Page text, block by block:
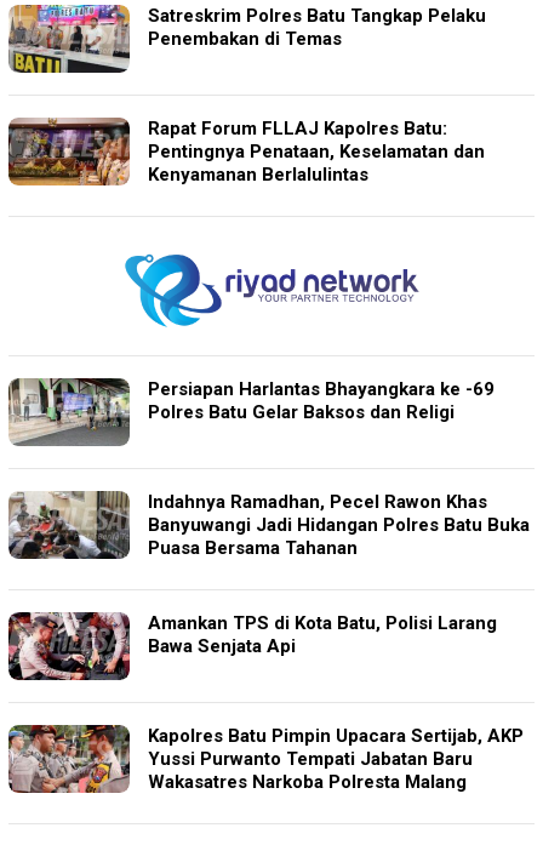
Satreskrim Polres Batu Tangkap Pelaku
Penembakan di Temas
Rapat Forum FLLAJ Kapolres Batu:
Pentingnya Penataan, Keselamatan dan
Kenyamanan Berlalulintas
Persiapan Harlantas Bhayangkara ke -69
Polres Batu Gelar Baksos dan Religi
Indahnya Ramadhan, Pecel Rawon Khas
Banyuwangi Jadi Hidangan Polres Batu Buka
Puasa Bersama Tahanan
Amankan TPS di Kota Batu, Polisi Larang
Bawa Senjata Api
Kapolres Batu Pimpin Upacara Sertijab, AKP
Yussi Purwanto Tempati Jabatan Baru
Wakasatres Narkoba Polresta Malang